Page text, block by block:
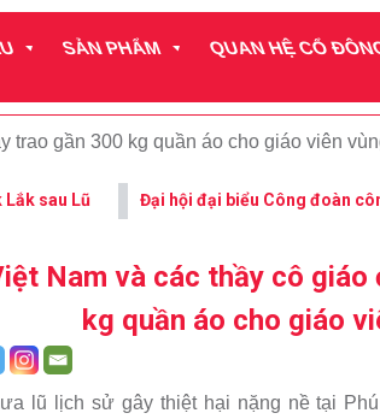
SẢN PHẨM QUAN HỆ CỔ
gần 300 kg quần áo cho giáo viên
Lắk sau Lũ
Nam và các thầy cô
kg quần áo cho giáo
lũ lịch sử gây thiệt hại nặng nề tại